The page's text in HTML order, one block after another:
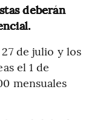
deberán
de julio y los
el 1 de
mensuales